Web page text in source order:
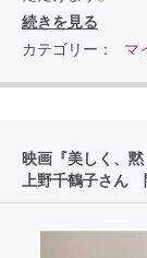
続きを見る
カテゴリー：
マ
映画『美しく、
上野千鶴子さん